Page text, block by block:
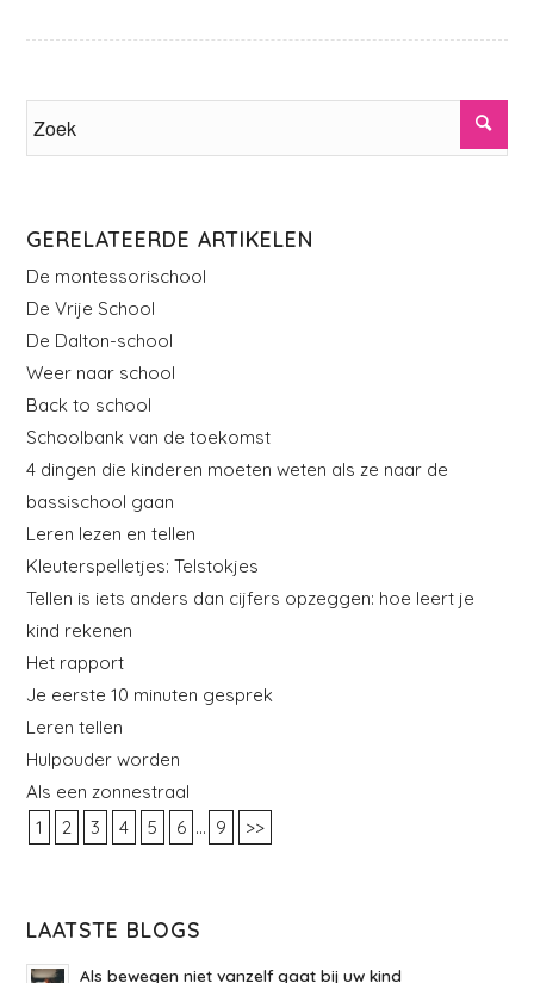
GERELATEERDE ARTIKELEN
De montessorischool
De Vrije School
De Dalton-school
Weer naar school
Back to school
Schoolbank van de toekomst
4 dingen die kinderen moeten weten als ze naar de
bassischool gaan
Leren lezen en tellen
Kleuterspelletjes: Telstokjes
Tellen is iets anders dan cijfers opzeggen: hoe leert je
kind rekenen
Het rapport
Je eerste 10 minuten gesprek
Leren tellen
Hulpouder worden
Als een zonnestraal
1
2 3 4 5 6 ... 9 >>
LAATSTE BLOGS
Als bewegen niet vanzelf gaat bij uw kind